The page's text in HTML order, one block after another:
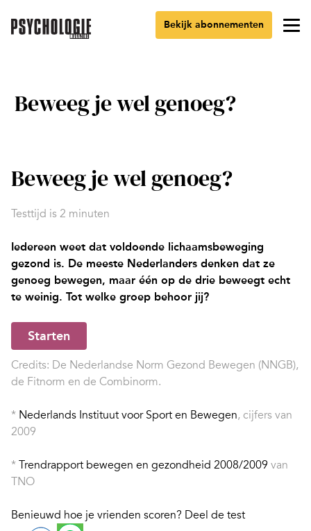
Bekijk abonnementen
Beweeg je wel genoeg?
Beweeg je wel genoeg?
Testtijd is 2 minuten
Iedereen weet dat voldoende lichaamsbeweging
gezond is. De meeste Nederlanders denken dat ze
genoeg bewegen, maar één op de drie beweegt echt
te weinig. Tot welke groep behoor jij?
Starten
Credits: De Nederlandse Norm Gezond Bewegen (NNGB),
de Fitnorm en de Combinorm.
* Nederlands Instituut voor Sport en Bewegen, cijfers van
2009
* Trendrapport bewegen en gezondheid 2008/2009 van
TNO
Benieuwd hoe je vrienden scoren? Deel de test